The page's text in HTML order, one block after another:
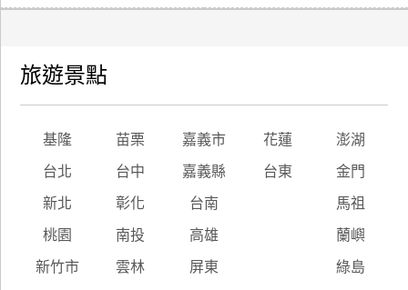
旅遊景點
基隆 苗栗 嘉義市 花蓮 澎湖
台北 台中 嘉義縣 台東 金門
新北 彰化 台南 馬祖
桃園 南投 高雄 蘭嶼
新竹市 雲林 屏東 綠島